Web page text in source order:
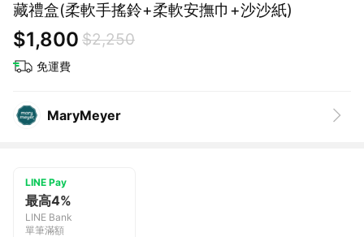
藏禮盒(柔軟手搖鈴+柔軟安撫巾+沙沙紙)
$1,800 $2,250
免運費
MaryMeyer
LINE Pay
最高4%
LINE Bank
單筆滿額